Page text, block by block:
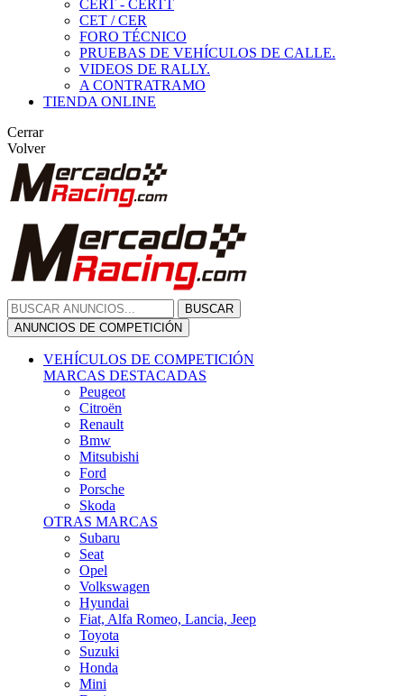
CERT - CERTT
CET / CER
FORO TÉCNICO
PRUEBAS DE VEHÍCULOS DE CALLE.
VIDEOS DE RALLY.
A CONTRATRAMO
TIENDA ONLINE
Cerrar
Volver
BUSCAR
ANUNCIOS DE COMPETICIÓN
VEHÍCULOS DE COMPETICIÓN
MARCAS DESTACADAS
Peugeot
Citroën
Renault
Bmw
Mitsubishi
Ford
Porsche
Skoda
OTRAS MARCAS
Subaru
Seat
Opel
Volkswagen
Hyundai
Fiat, Alfa Romeo, Lancia, Jeep
Toyota
Suzuki
Honda
Mini